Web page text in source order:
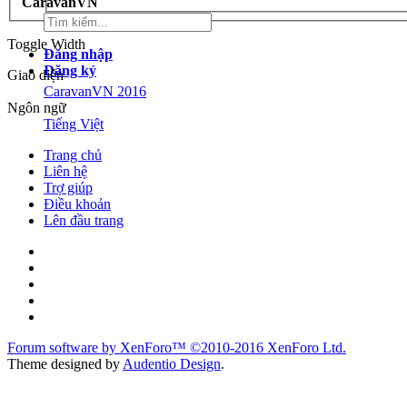
Đăng nhập
Đăng ký
Toggle Width
Giao diện
CaravanVN 2016
Ngôn ngữ
Tiếng Việt
Trang chủ
Liên hệ
Trợ giúp
Điều khoản
Lên đầu trang
Forum software by XenForo™ ©2010-2016 XenForo Ltd.
Theme designed by Audentio Design.